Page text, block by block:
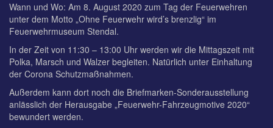
Wann und Wo: Am 8. August 2020 zum Tag der Feuerwehren
unter dem Motto „Ohne Feuerwehr wird’s brenzlig“ im
Feuerwehrmuseum Stendal.
In der Zeit von 11:30 – 13:00 Uhr werden wir die Mittagszeit mit
Polka, Marsch und Walzer begleiten. Natürlich unter Einhaltung
der Corona Schutzmaßnahmen.
Außerdem kann dort noch die Briefmarken-Sonderausstellung
anlässlich der Herausgabe „Feuerwehr-Fahrzeugmotive 2020“
bewundert werden.